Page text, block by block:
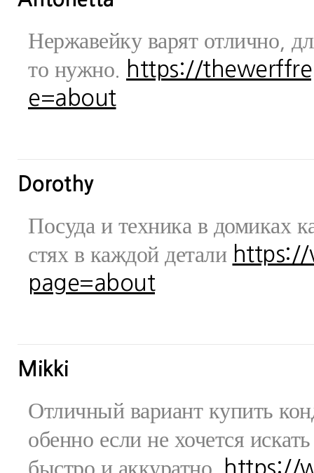
Нержавейку варят отлично,
то нужно.
https://
e=about
Dorothy
Посуда и техника в домиках
стях в каждой детали https://
page=about
Mikki
Отличный вариант купить
обенно если не хочется
быстро и аккуратно.
https://